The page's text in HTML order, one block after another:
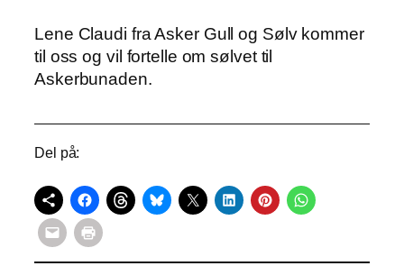
Lene Claudi fra Asker Gull og Sølv kommer
til oss og vil fortelle om sølvet til
Askerbunaden.
Del på: